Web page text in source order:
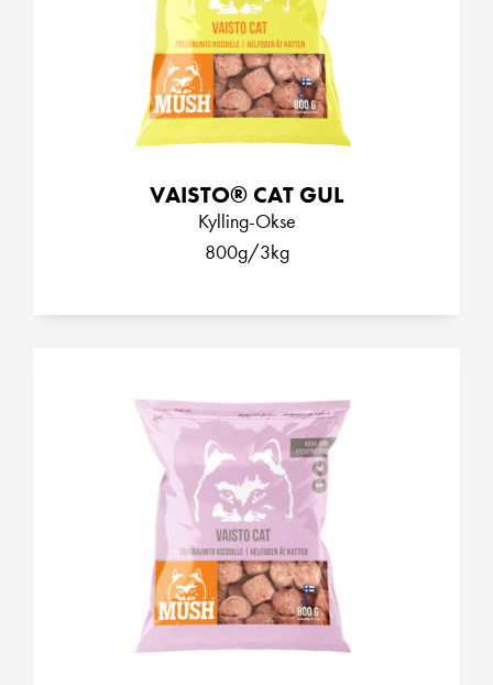
VAISTO® CAT GUL
Kylling-Okse
800g/3kg